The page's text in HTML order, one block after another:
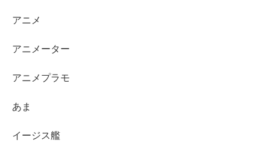
アニメ
アニメーター
アニメプラモ
あま
イージス艦